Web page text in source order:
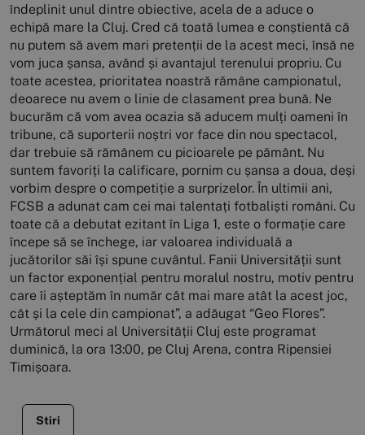
îndeplinit unul dintre obiective, acela de a aduce o
echipă mare la Cluj. Cred că toată lumea e conștientă că
nu putem să avem mari pretenții de la acest meci, însă ne
vom juca șansa, având și avantajul terenului propriu. Cu
toate acestea, prioritatea noastră rămâne campionatul,
deoarece nu avem o linie de clasament prea bună. Ne
bucurăm că vom avea ocazia să aducem mulți oameni în
tribune, că suporterii noștri vor face din nou spectacol,
dar trebuie să rămânem cu picioarele pe pământ. Nu
suntem favoriți la calificare, pornim cu șansa a doua, deși
vorbim despre o competiție a surprizelor. În ultimii ani,
FCSB a adunat cam cei mai talentați fotbaliști români. Cu
toate că a debutat ezitant în Liga 1, este o formație care
începe să se închege, iar valoarea individuală a
jucătorilor săi își spune cuvântul. Fanii Universității sunt
un factor exponențial pentru moralul nostru, motiv pentru
care îi așteptăm în număr cât mai mare atât la acest joc,
cât și la cele din campionat”, a adăugat “Geo Flores”.
Următorul meci al Universității Cluj este programat
duminică, la ora 13:00, pe Cluj Arena, contra Ripensiei
Timișoara.
Stiri